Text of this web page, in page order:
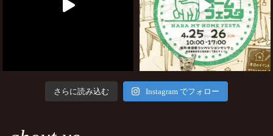
さらに読み込む Instagram でフォロー